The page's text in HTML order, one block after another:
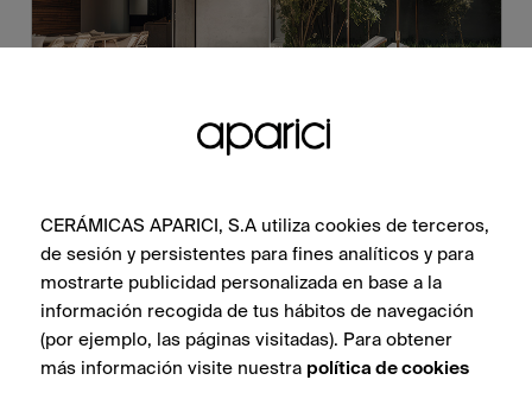
CERÁMICAS APARICI, S.A utiliza cookies de terceros,
de sesión y persistentes para fines analíticos y para
mostrarte publicidad personalizada en base a la
información recogida de tus hábitos de navegación
(por ejemplo, las páginas visitadas). Para obtener
más información visite nuestra política de cookies